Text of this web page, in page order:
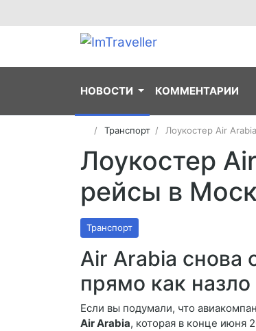
НОВОСТИ КОММЕНТАРИИ
Транспорт Лоукостер Air
Лоукостер
рейсы в
Транспорт
Air Arabia
прямо как назло
Если вы подумали, что
Air Arabia, которая в конце июня